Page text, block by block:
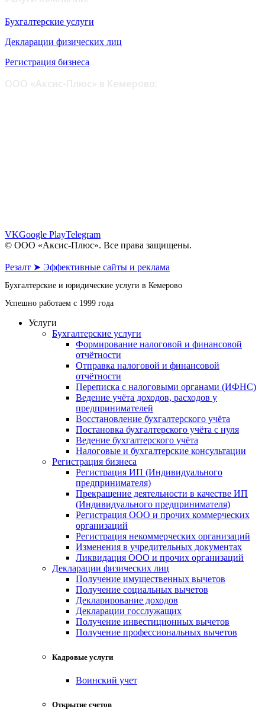
Бухгалтерские услуги
Декларации физических лиц
Регистрация бизнеса
VKGoogle PlayTelegram
© ООО «Аксис-Плюс». Все права защищены.
Резалт ➤ Эффективные сайты и реклама
Бухгалтерские и юридические услуги в Кемерово
Успешно работаем с 1999 года
Услуги
Бухгалтерские услуги
Формирование налоговой и финансовой
отчётности
Отправка налоговой и финансовой
отчётности
Переписка с налоговыми органами (ИФНС)
Ведение учёта доходов, расходов у
предпринимателей
Восстановление бухгалтерского учёта
Постановка бухгалтерского учёта с нуля
Ведение бухгалтерского учёта
Налоговые и бухгалтерские консультации
Регистрация бизнеса
Регистрация ИП (Индивидуального
предпринимателя)
Прекращение деятельности в качестве ИП
(Индивидуального предпринимателя)
Регистрация ООО и прочих коммерческих
организаций
Регистрация некоммерческих организаций
Изменения в учредительных документах
Ликвидация ООО и прочих организаций
Декларации физических лиц
Получение имущественных вычетов
Получение социальных вычетов
Декларирование доходов
Декларации госслужащих
Получение инвестиционных вычетов
Получение профессиональных вычетов
Кадровые услуги
Воинский учет
Открытие счетов